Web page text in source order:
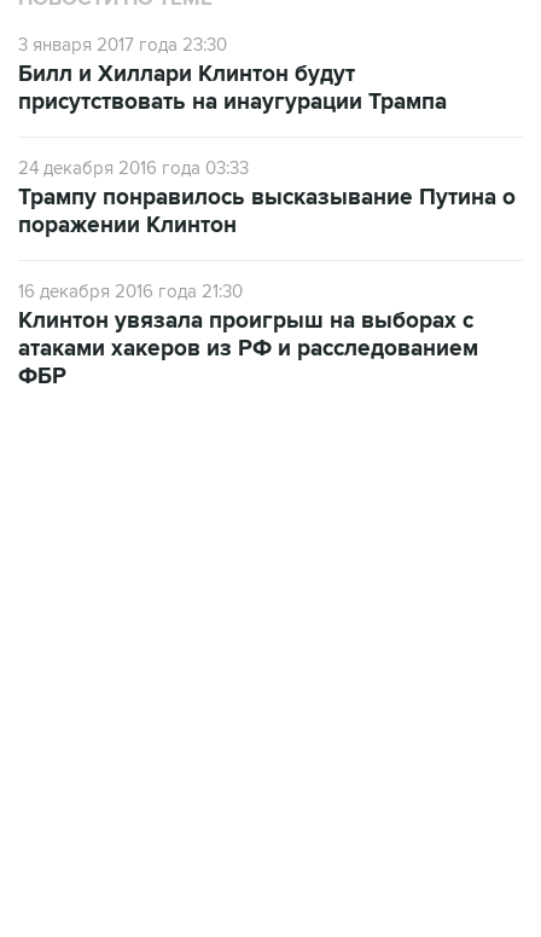
3 января 2017 года 23:30
Билл и Хиллари Клинтон будут
присутствовать на инаугурации Трампа
24 декабря 2016 года 03:33
Трампу понравилось высказывание Путина о
поражении Клинтон
16 декабря 2016 года 21:30
Клинтон увязала проигрыш на выборах с
атаками хакеров из РФ и расследованием
ФБР